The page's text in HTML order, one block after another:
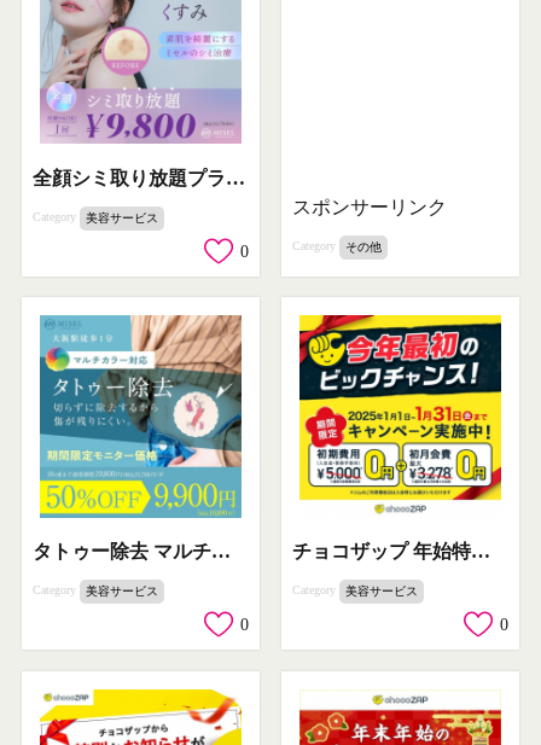
全顔シミ取り放題プラン（ミセルのシミ治療）
Category 美容サービス
0
スポンサーリンク
Category その他
タトゥー除去 マルチカラー対応プラン
Category 美容サービス
0
チョコザップ 年始特別キャンペーン 2025年1月限定
Category 美容サービス
0